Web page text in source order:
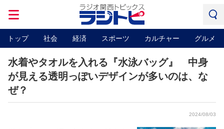
トップ 社会 経済 スポーツ カルチャー グルメ
水着やタオルを入れる『水泳バッグ』 中身
が見える透明っぽいデザインが多いのは、な
ぜ？
2024/08/03